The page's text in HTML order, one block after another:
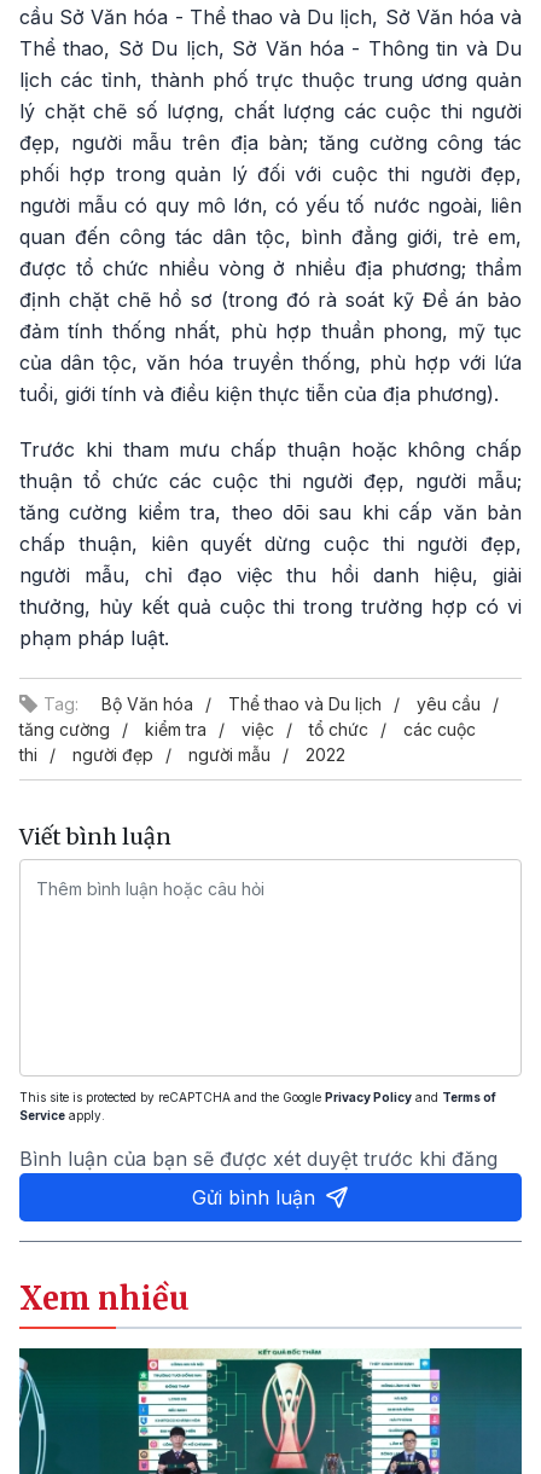
cầu Sở Văn hóa - Thể thao và Du lịch, Sở Văn hóa và
Thể thao, Sở Du lịch, Sở Văn hóa - Thông tin và Du
lịch các tỉnh, thành phố trực thuộc trung ương quản
lý chặt chẽ số lượng, chất lượng các cuộc thi người
đẹp, người mẫu trên địa bàn; tăng cường công tác
phối hợp trong quản lý đối với cuộc thi người đẹp,
người mẫu có quy mô lớn, có yếu tố nước ngoài, liên
quan đến công tác dân tộc, bình đẳng giới, trẻ em,
được tổ chức nhiều vòng ở nhiều địa phương; thẩm
định chặt chẽ hồ sơ (trong đó rà soát kỹ Đề án bảo
đảm tính thống nhất, phù hợp thuần phong, mỹ tục
của dân tộc, văn hóa truyền thống, phù hợp với lứa
tuổi, giới tính và điều kiện thực tiễn của địa phương).
Trước khi tham mưu chấp thuận hoặc không chấp
thuận tổ chức các cuộc thi người đẹp, người mẫu;
tăng cường kiểm tra, theo dõi sau khi cấp văn bản
chấp thuận, kiên quyết dừng cuộc thi người đẹp,
người mẫu, chỉ đạo việc thu hồi danh hiệu, giải
thưởng, hủy kết quả cuộc thi trong trường hợp có vi
phạm pháp luật.
Tag: Bộ Văn hóa Thể thao và Du lịch
yêu cầu
tăng cường
kiểm tra việc tổ chức
các cuộc
thi
người đẹp người mẫu 2022
Viết bình luận
This site is protected by reCAPTCHA and the Google Privacy Policy and Terms of
Service apply.
Bình luận của bạn sẽ được xét duyệt trước khi đăng
Gửi bình luận
Xem nhiều